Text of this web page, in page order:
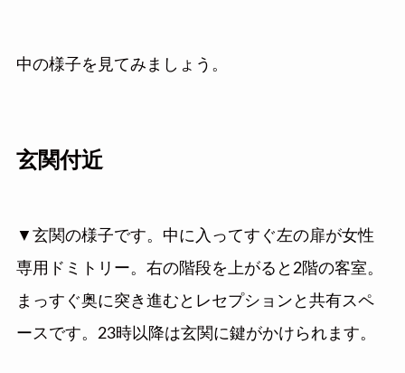
中の様子を見てみましょう。
玄関付近
▼玄関の様子です。中に入ってすぐ左の扉が女性
専用ドミトリー。右の階段を上がると2階の客室。
まっすぐ奥に突き進むとレセプションと共有スペ
ースです。23時以降は玄関に鍵がかけられます。